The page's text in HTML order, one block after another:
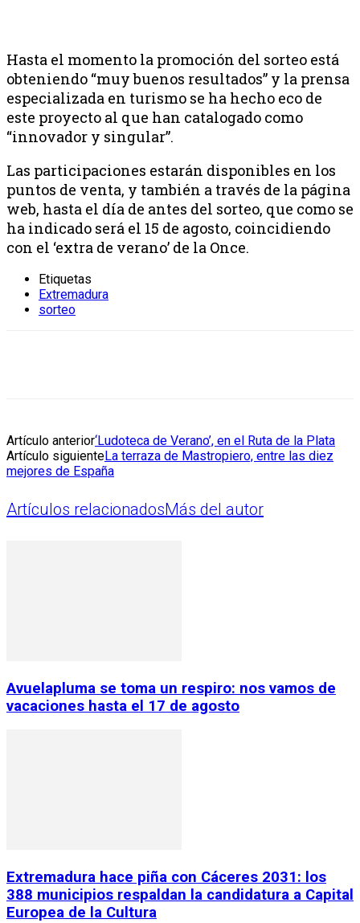
Hasta el momento la promoción del sorteo está
obteniendo “muy buenos resultados” y la prensa
especializada en turismo se ha hecho eco de
este proyecto al que han catalogado como
“innovador y singular”.
Las participaciones estarán disponibles en los
puntos de venta, y también a través de la página
web, hasta el día de antes del sorteo, que como se
ha indicado será el 15 de agosto, coincidiendo
con el ‘extra de verano’ de la Once.
Etiquetas
Extremadura
sorteo
Artículo anterior‘Ludoteca de Verano’, en el Ruta de la Plata
Artículo siguienteLa terraza de Mastropiero, entre las diez
mejores de España
Artículos relacionadosMás del autor
Avuelapluma se toma un respiro: nos vamos de
vacaciones hasta el 17 de agosto
Extremadura hace piña con Cáceres 2031: los
388 municipios respaldan la candidatura a Capital
Europea de la Cultura